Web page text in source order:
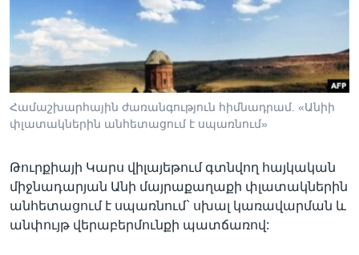
Լեզուներ
Համաշխարհային ժառանգություն հիմնադրամ. «Անիի
փլատակներին անհետացում է սպառնում»
Թուրքիայի Կարս վիլայեթում գտնվող հայկական
միջնադարյան Անի մայրաքաղաքի փլատակներին
անհետացում է սպառնում` սխալ կառավարման և
անփույթ վերաբերմունքի պատճառով: